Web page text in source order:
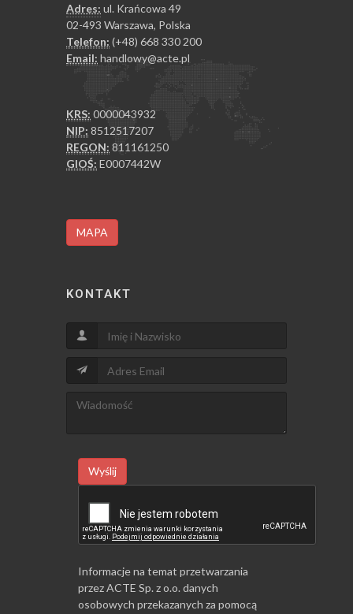
Adres: ul. Krańcowa 49
02-493 Warszawa, Polska
Telefon: (+48) 668 330 200
Email: handlowy@acte.pl
KRS: 0000043932
NIP: 8512517207
REGON: 811161250
GIOŚ: E0007442W
MAPA
KONTAKT
Wyślij
Informacje na temat przetwarzania
przez ACTE Sp. z o.o. danych
osobowych przekazanych za pomocą